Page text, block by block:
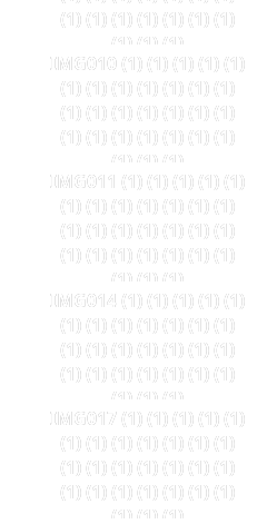
(1) (1) (1) (1) (1) (1) (1)
(1) (1) (1)
IMG010 (1) (1) (1) (1) (1)
(1) (1) (1) (1) (1) (1) (1)
(1) (1) (1) (1) (1) (1) (1)
(1) (1) (1) (1) (1) (1) (1)
(1) (1) (1)
IMG011 (1) (1) (1) (1) (1)
(1) (1) (1) (1) (1) (1) (1)
(1) (1) (1) (1) (1) (1) (1)
(1) (1) (1) (1) (1) (1) (1)
(1) (1) (1)
IMG014 (1) (1) (1) (1) (1)
(1) (1) (1) (1) (1) (1) (1)
(1) (1) (1) (1) (1) (1) (1)
(1) (1) (1) (1) (1) (1) (1)
(1) (1) (1)
IMG017 (1) (1) (1) (1) (1)
(1) (1) (1) (1) (1) (1) (1)
(1) (1) (1) (1) (1) (1) (1)
(1) (1) (1) (1) (1) (1) (1)
(1) (1) (1)